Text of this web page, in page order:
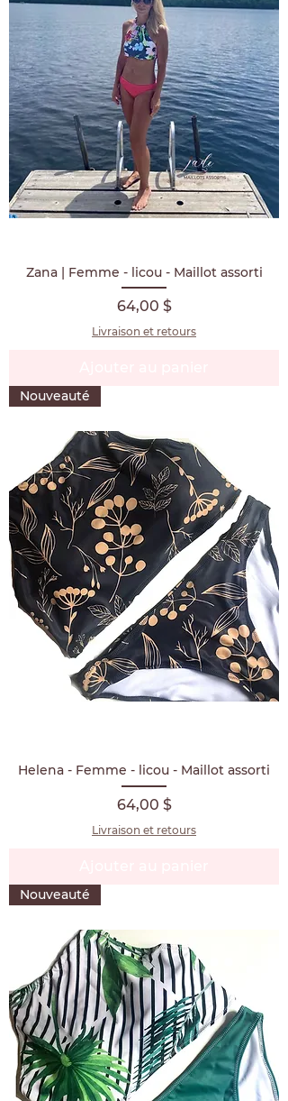
Zana | Femme - licou - Maillot assorti
Prix
64,00 $
Livraison et retours
Nouveauté
Helena - Femme - licou - Maillot assorti
Prix
64,00 $
Livraison et retours
Nouveauté